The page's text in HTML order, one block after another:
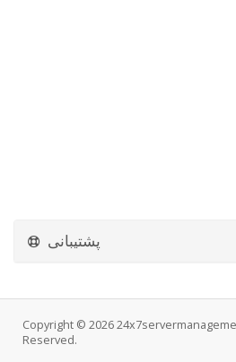
پشتیبانی
Copyright © 2026
Reserved.